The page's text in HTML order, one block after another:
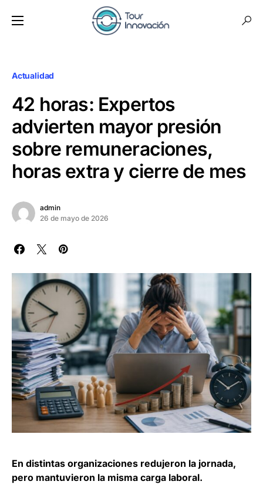
Actualidad
42 horas: Expertos
advierten mayor presión
sobre remuneraciones,
horas extra y cierre de mes
admin
26 de mayo de 2026
En distintas organizaciones redujeron la jornada,
pero mantuvieron la misma carga laboral.